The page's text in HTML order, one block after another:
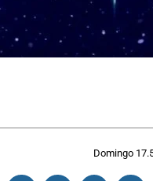
Domingo